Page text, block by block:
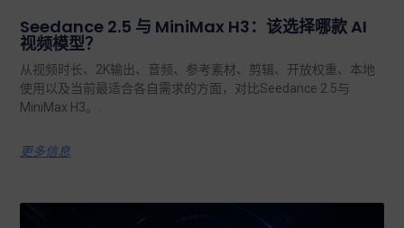
Seedance 2.5 与 MiniMax H3：该选择哪款 AI
视频模型？
从视频时长、2K输出、音频、参考素材、剪辑、开放权重、本地
使用以及当前最适合各自需求的方面，对比Seedance 2.5与
MiniMax H3。.
更多信息